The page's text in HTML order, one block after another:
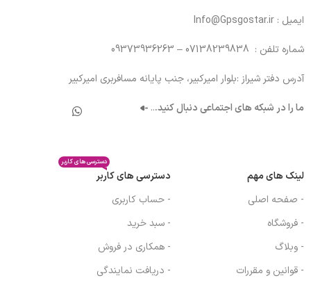
ایمیل : Info@Gpsgostar.ir
شماره تلفن : 07138239838 – 09373936263
آدرس دفتر شیراز :بلوار امیرکبیر، جنب پایانه مسافربری امیرکبیر
ما را در شبکه های اجتماعی دنبال کنید...
لینک های مهم
- صفحه اصلی
- فروشگاه
- وبلاگ
- قوانین و مقررات
دسترسی های کاربر
دسترسی های کاربر
- حساب کاربری
- سبد خرید
- همکاری در فروش
- دریافت نمایندگی